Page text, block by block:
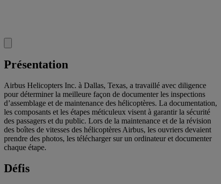
Présentation
Airbus Helicopters Inc. à Dallas, Texas, a travaillé avec diligence
pour déterminer la meilleure façon de documenter les inspections
d’assemblage et de maintenance des hélicoptères. La documentation,
les composants et les étapes méticuleux visent à garantir la sécurité
des passagers et du public. Lors de la maintenance et de la révision
des boîtes de vitesses des hélicoptères Airbus, les ouvriers devaient
prendre des photos, les télécharger sur un ordinateur et documenter
chaque étape.
Défis